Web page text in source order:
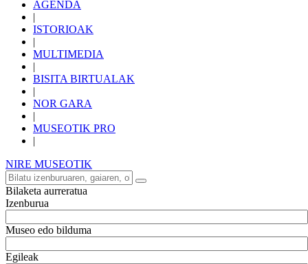
AGENDA
|
ISTORIOAK
|
MULTIMEDIA
|
BISITA BIRTUALAK
|
NOR GARA
|
MUSEOTIK PRO
|
NIRE MUSEOTIK
Bilaketa aurreratua
Izenburua
Museo edo bilduma
Egileak